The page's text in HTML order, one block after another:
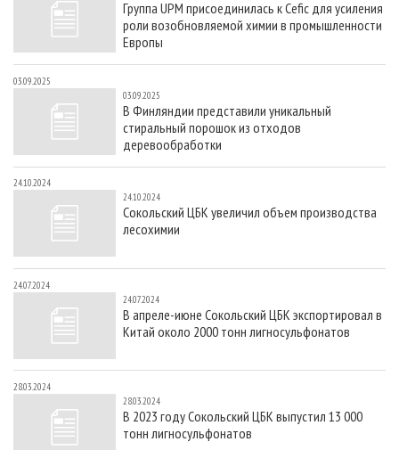
СУШКА ДРЕВЕСИНЫ
ПРОИЗВОДСТВО ДРЕВЕСНЫХ ПЛИТ
ДЕРЕВЯННОЕ ДОМОСТРОЕНИЕ
ПРОИЗВОДСТВО МЕБЕЛИ
БИОЭНЕРГЕТИКА
ЦБП
ИНСТРУМЕНТ И МАТЕРИАЛЫ
ПЕРСОНЫ
МОБИЛЬНЫЕ ВЫСТАВКИ
ПРИОРИТЕТНЫЕ ИНВЕСТПРОЕКТЫ
RUSSIAN FORESTRY REVIEW
ГАЗЕТА ЛЕСПРОМФОРУМ
БИБЛИОТЕКА СПЕЦИАЛИСТА
КОНТАКТЫ
РЕКЛАМА
РЕКЛАМА НА САЙТЕ
Группа UPM присоединилась к Cefic для усиления
роли возобновляемой химии в промышленности
Европы
03.09.2025
03.09.2025
В Финляндии представили уникальный
стиральный порошок из отходов
деревообработки
24.10.2024
24.10.2024
Сокольский ЦБК увеличил объем производства
лесохимии
24.07.2024
24.07.2024
В апреле-июне Сокольский ЦБК экспортировал в
Китай около 2000 тонн лигносульфонатов
28.03.2024
28.03.2024
В 2023 году Сокольский ЦБК выпустил 13 000
тонн лигносульфонатов